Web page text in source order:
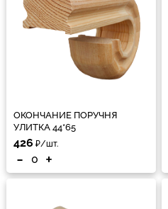
ОКОНЧАНИЕ ПОРУЧНЯ
УЛИТКА 44*65
426 ₽/шт.
- +